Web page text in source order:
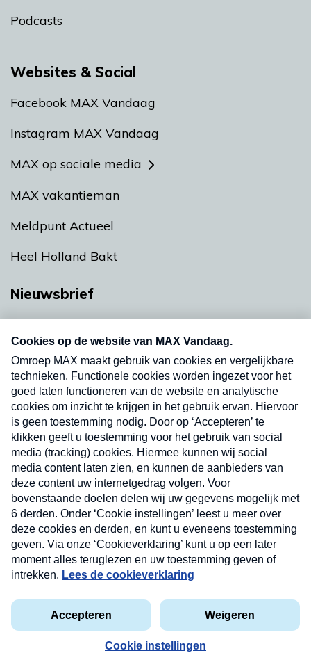
Podcasts
Websites & Social
Facebook MAX Vandaag
Instagram MAX Vandaag
MAX op sociale media
MAX vakantieman
Meldpunt Actueel
Heel Holland Bakt
Nieuwsbrief
nieuwsbrief. Elke vrijdag- en dinsdagochtend in
uw mailbox.
Verzend
Privacyverklaring
Cookieverklaring
Kwetsbaarheid melden
Copyright © 2026 MAX Vandaag - Omroep MAX
Nieuwsbrief
Neem hier een gratis abonnement op onze
nieuwsbrief. Elke vrijdag- en dinsdagochtend in uw